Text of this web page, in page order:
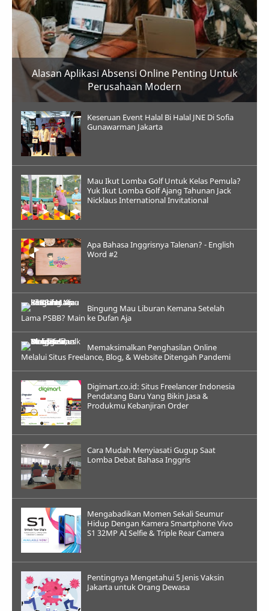
Alasan Aplikasi Absensi Online Penting Untuk
Perusahaan Modern
Keseruan Event Halal Bi Halal JNE Di Sofia
Gunawarman Jakarta
Mau Ikut Lomba Golf Untuk Kelas Pemula?
Yuk Ikut Lomba Golf Ajang Tahunan Jack
Nicklaus International Invitational
Apa Bahasa Inggrisnya Talenan? - English
Word #2
Bingung Mau Liburan Kemana Setelah
Lama PSBB? Main ke Dufan Aja
Memaksimalkan Penghasilan Online
Melalui Situs Freelance, Blog, & Website Ditengah Pandemi
Digimart.co.id: Situs Freelancer Indonesia
Pendatang Baru Yang Bikin Jasa &
Produkmu Kebanjiran Order
Cara Mudah Menyiasati Gugup Saat
Lomba Debat Bahasa Inggris
Mengabadikan Momen Sekali Seumur
Hidup Dengan Kamera Smartphone Vivo
S1 32MP AI Selfie & Triple Rear Camera
Pentingnya Mengetahui 5 Jenis Vaksin
Jakarta untuk Orang Dewasa